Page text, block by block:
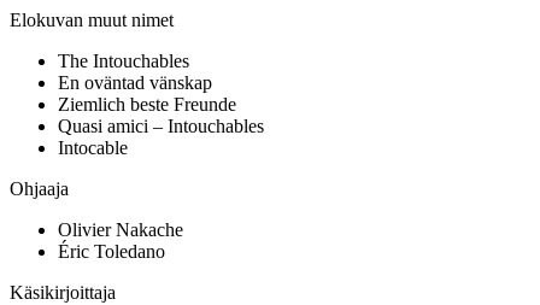
Elokuvan muut nimet
The Intouchables
En oväntad vänskap
Ziemlich beste Freunde
Quasi amici – Intouchables
Intocable
Ohjaaja
Olivier Nakache
Éric Toledano
Käsikirjoittaja